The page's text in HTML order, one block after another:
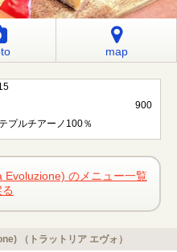
map
900
プルチアーノ100％
のメニュー一覧
（トラットリア エヴォ）